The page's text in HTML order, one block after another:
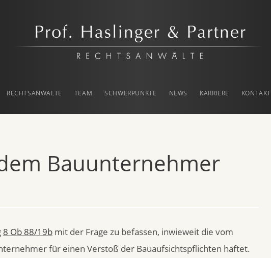
RECHTSANWÄLTE TEAM SCHWERPUNKTE NEWS KARRIERE KONTAKT
Bauunternehmer
8 Ob 88/19b mit der Frage zu befassen, inwieweit die vom
für einen Verstoß der Bauaufsichtspflichten haftet.